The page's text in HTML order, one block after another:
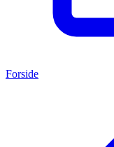
Forside